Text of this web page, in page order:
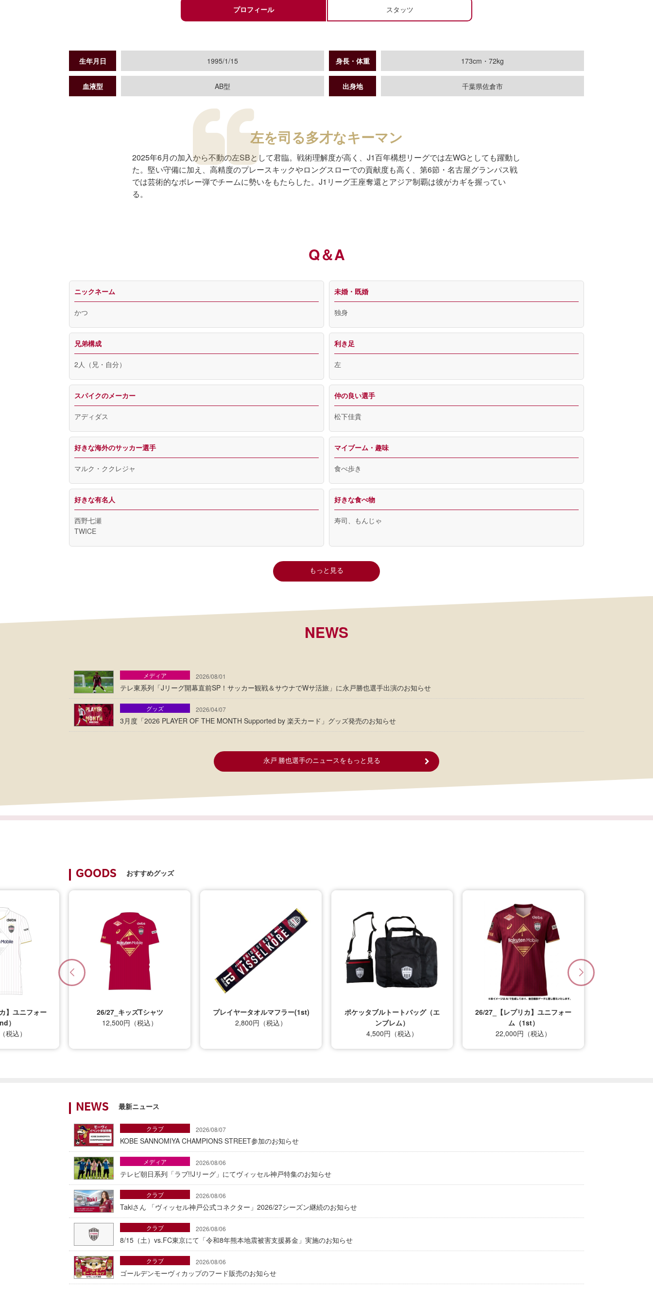
プロフィール スタッツ
生年月日 1995/1/15 身長・体重 173cm・72kg
血液型 AB型 出身地 千葉県佐倉市
左を司る多才なキーマン
2025年6月の加入から不動の左SBとして君臨。戦術理解度が高く、J1百年構想リーグでは左WGとしても躍動し
た。堅い守備に加え、高精度のプレースキックやロングスローでの貢献度も高く、第6節・名古屋グランパス戦
では芸術的なボレー弾でチームに勢いをもたらした。J1リーグ王座奪還とアジア制覇は彼がカギを握ってい
る。
Q＆A
ニックネーム
かつ
未婚・既婚
独身
兄弟構成
2人（兄・自分）
利き足
左
スパイクのメーカー
アディダス
仲の良い選手
松下佳貴
好きな海外のサッカー選手
マルク・ククレジャ
マイブーム・趣味
食べ歩き
好きな有名人
西野七瀬
TWICE
好きな食べ物
寿司、もんじゃ
もっと見る
NEWS
2026/08/01
テレ東系列「Jリーグ開幕直前SP！サッカー観戦＆サウナでWサ活旅」に永戸勝也選手出演のお知らせ
メディア
2026/04/07
3月度「2026 PLAYER OF THE MONTH Supported by 楽天カード」グッズ発売のお知らせ
グッズ
永戸 勝也選手のニュースをもっと見る
GOODS おすすめグッズ
Tシャツ
税込）
プレイヤータオルマフラー(1st)
2,800円（税込）
ポケッタブルトートバッグ（エ
ンブレム）
26/27_【レプリカ】ユニフォー
ム（1st）
22,000円（税込）
26/27_【レプリカ】ユニフォー
ム（2nd）
22,000円（税込）
NEWS 最新ニュース
2026/08/07
KOBE SANNOMIYA CHAMPIONS STREET参加のお知らせ
クラブ
2026/08/06
テレビ朝日系列「ラブ!!Jリーグ」にてヴィッセル神戸特集のお知らせ
メディア
2026/08/06
Takiさん 「ヴィッセル神戸公式コネクター」2026/27シーズン継続のお知らせ
クラブ
2026/08/06
8/15（土）vs.FC東京にて「令和8年熊本地震被害支援募金」実施のお知らせ
クラブ
2026/08/06
ゴールデンモーヴィカップのフード販売のお知らせ
クラブ